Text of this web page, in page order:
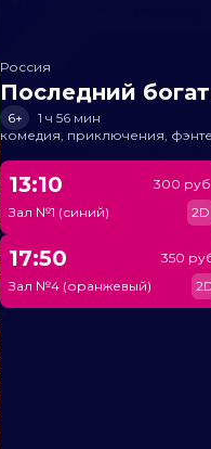
Россия
Последний
6+
1 ч 56 мин
комедия, приключения,
13:10
Зал №1 (синий)
300 руб.
2D
17:50
Зал №4 (оранжевый)
350